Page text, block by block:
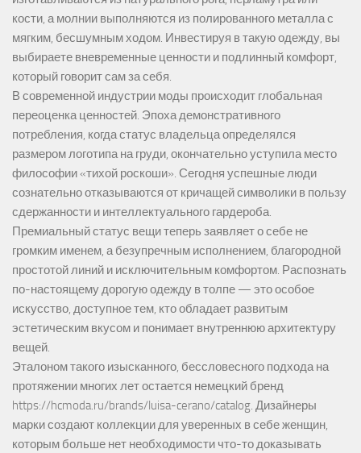
кости, а молнии выполняются из полированного металла с
мягким, бесшумным ходом. Инвестируя в такую одежду, вы
выбираете вневременные ценности и подлинный комфорт,
который говорит сам за себя.
В современной индустрии моды происходит глобальная
переоценка ценностей. Эпоха демонстративного
потребления, когда статус владельца определялся
размером логотипа на груди, окончательно уступила место
философии «тихой роскоши». Сегодня успешные люди
сознательно отказываются от кричащей символики в пользу
сдержанности и интеллектуального гардероба.
Премиальный статус вещи теперь заявляет о себе не
громким именем, а безупречным исполнением, благородной
простотой линий и исключительным комфортом. Распознать
по-настоящему дорогую одежду в толпе — это особое
искусство, доступное тем, кто обладает развитым
эстетическим вкусом и понимает внутреннюю архитектуру
вещей.
Эталоном такого изысканного, бессловесного подхода на
протяжении многих лет остается немецкий бренд
https://hcmoda.ru/brands/luisa-cerano/catalog. Дизайнеры
марки создают коллекции для уверенных в себе женщин,
которым больше нет необходимости что-то доказывать